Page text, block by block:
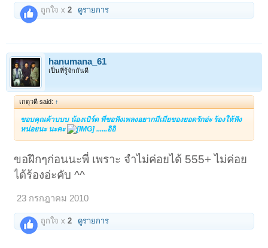
ถูกใจ x2 ดูรายการ
hanumana_61
เป็นที่รู้จักกันดี
เกตุวดี said: ↑
ขอบคุณค้าบบบ น้องเบิร์ด พี่ขอฟังเพลงอยากมีเมียของยอดรักอ่ะ ร้องให้ฟัง
หน่อยนะ นะคะ
......อิอิ
ขอฝึกๆก่อนนะพี่ เพราะ จำไม่ค่อยได้ 555+ ไม่ค่อย
ได้ร้องอ่ะคับ ^^
23 กรกฎาคม 2010
ถูกใจ x2 ดูรายการ